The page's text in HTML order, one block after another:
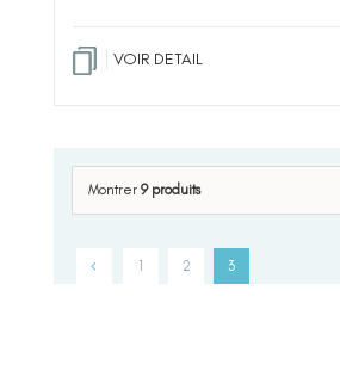
VOIR DETAIL
Montrer 9 produits
1 2 3